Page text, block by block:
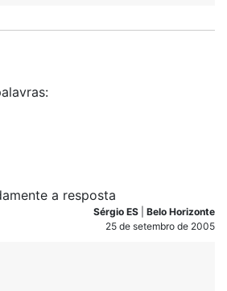
a resposta
Sérgio ES
Belo Horizonte
25 de setembro de 2005